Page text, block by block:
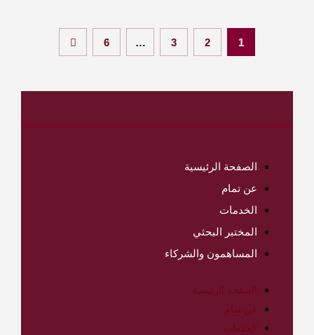
1
2
3
…
6
الصفحة الرئيسية
عن تمام
الخدمات
المختبر البحثي
المساهمون والشركاء
الصفحة الرئيسية
عن تمام
الخدمات